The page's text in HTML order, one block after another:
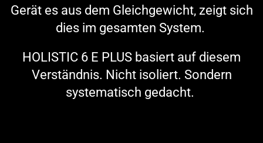
Gerät es aus dem Gleichgewicht, zeigt sich
dies im gesamten System.
HOLISTIC 6 E PLUS basiert auf diesem
Verständnis. Nicht isoliert. Sondern
systematisch gedacht.